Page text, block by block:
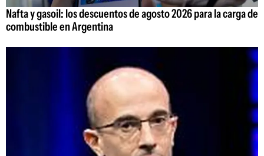
Nafta y gasoil: los descuentos de agosto 2026 para la carga de
combustible en Argentina